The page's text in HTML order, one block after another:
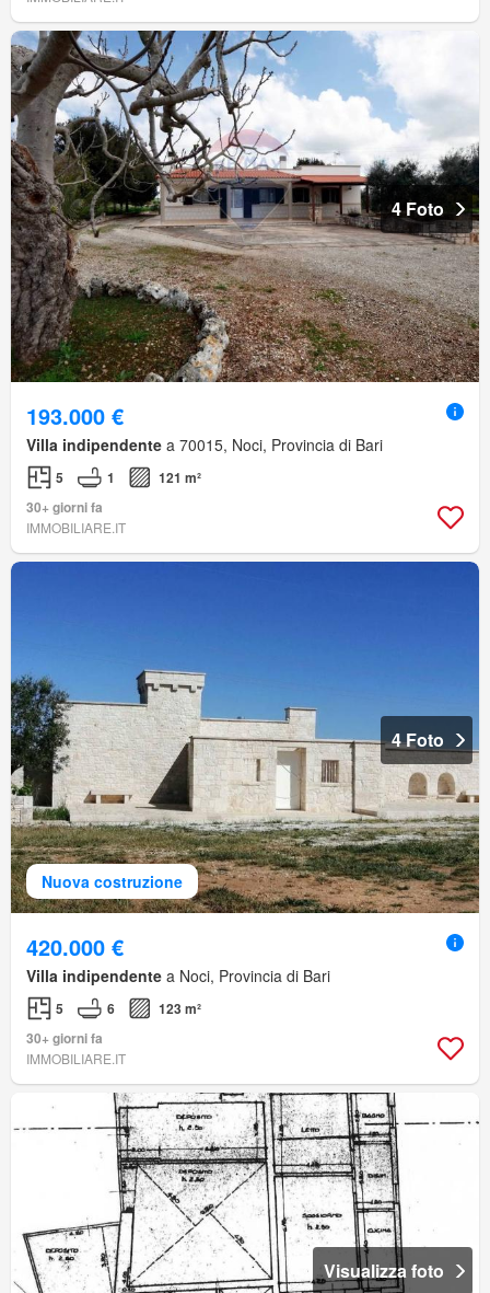
4 Foto
193.000 €
Villa indipendente a 70015, Noci, Provincia di Bari
5 1
121 m²
30+ giorni fa
IMMOBILIARE.IT
Nuova costruzione
4 Foto
420.000 €
Villa indipendente a Noci, Provincia di Bari
5 6
123 m²
30+ giorni fa
IMMOBILIARE.IT
Visualizza foto